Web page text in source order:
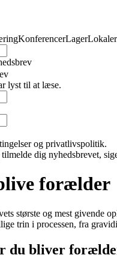
KonferencerLagerLokaler
lyst til at læse.
og privatlivspolitik.
dig nyhedsbrevet,
forælder
største og mest givende
trin i processen, fra
du bliver